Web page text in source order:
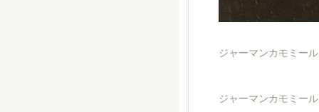
ジャーマンカモミー
ジャーマンカモミー